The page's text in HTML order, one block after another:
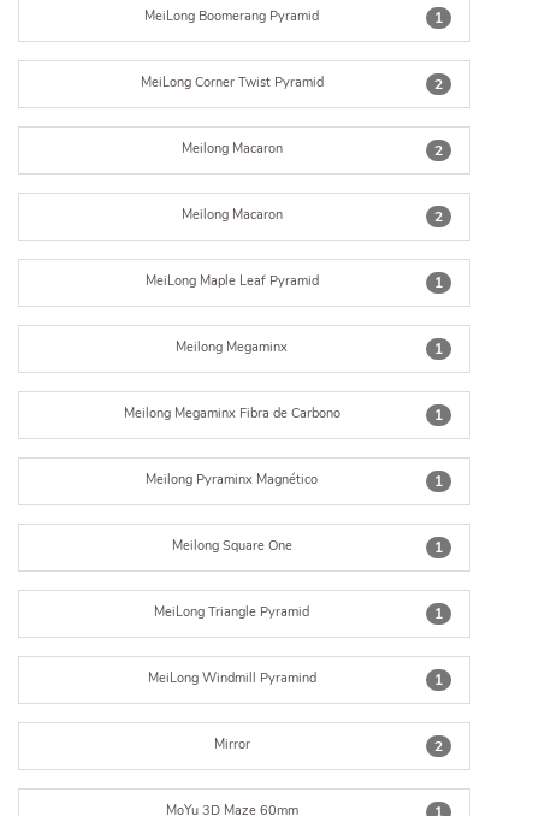
1
MeiLong Boomerang Pyramid
2
MeiLong Corner Twist Pyramid
2
Meilong Macaron
2
Meilong Macaron
1
MeiLong Maple Leaf Pyramid
1
Meilong Megaminx
1
Meilong Megaminx Fibra de Carbono
1
Meilong Pyraminx Magnético
1
Meilong Square One
1
MeiLong Triangle Pyramid
1
MeiLong Windmill Pyramind
2
Mirror
MoYu 3D Maze 60mm